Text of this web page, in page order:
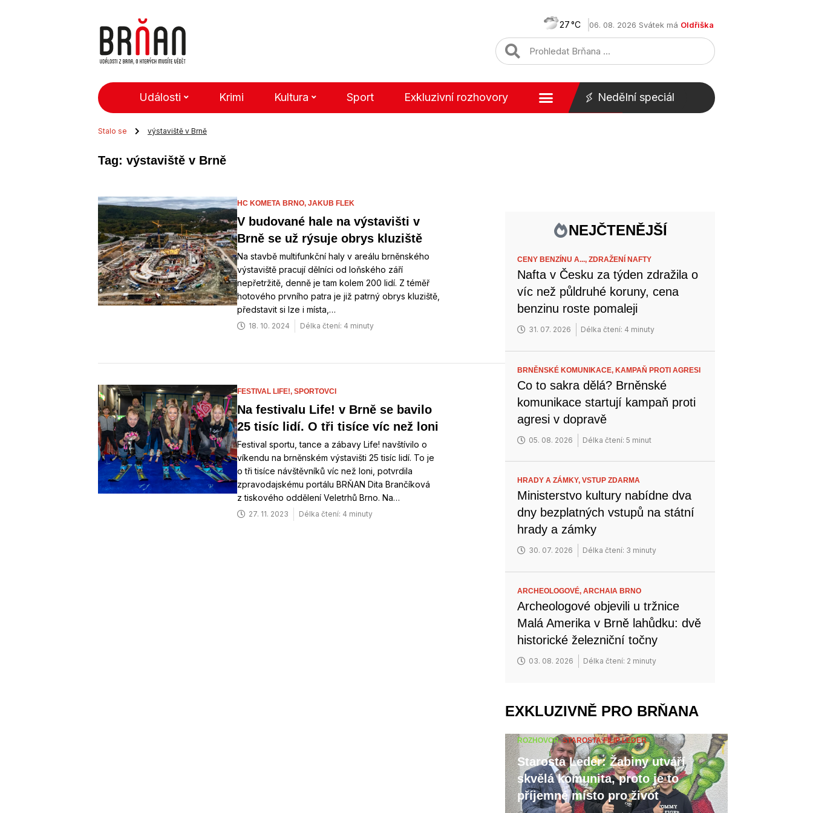
27 06. 08. 2026 Svátek má Oldřiška
Události Krimi Kultura Sport Exkluzivní rozhovory Nedělní speciál
Stalo se výstaviště v Brně
Tag: výstaviště v Brně
HC KOMETA BRNO, JAKUB FLEK
V budované hale na výstavišti v
Brně se už rýsuje obrys kluziště
Na stavbě multifunkční haly v areálu brněnského
výstaviště pracují dělníci od loňského září
nepřetržitě, denně je tam kolem 200 lidí. Z téměř
hotového prvního patra je již patrný obrys kluziště,
představit si lze i místa,…
18. 10. 2024 Délka čtení: 4 minuty
FESTIVAL LIFE!, SPORTOVCI
Na festivalu Life! v Brně se bavilo
25 tisíc lidí. O tři tisíce víc než loni
Festival sportu, tance a zábavy Life! navštívilo o
víkendu na brněnském výstavišti 25 tisíc lidí. To je
o tři tisíce návštěvníků víc než loni, potvrdila
zpravodajskému portálu BRŇAN Dita Brančíková
z tiskového oddělení Veletrhů Brno. Na…
27. 11. 2023 Délka čtení: 4 minuty
NEJČTENĚJŠÍ
CENY BENZÍNU A...,ZDRAŽENÍ NAFTY
Nafta v Česku za týden zdražila o
víc než půldruhé koruny, cena
benzinu roste pomaleji
31. 07. 2026 Délka čtení: 4 minuty
BRNĚNSKÉ KOMUNIKACE,KAMPAŇ PROTI AGRESI
Co to sakra dělá? Brněnské
komunikace startují kampaň proti
agresi v dopravě
05. 08. 2026 Délka čtení: 5 minut
HRADY A ZÁMKY,VSTUP ZDARMA
Ministerstvo kultury nabídne dva
dny bezplatných vstupů na státní
hrady a zámky
30. 07. 2026 Délka čtení: 3 minuty
ARCHEOLOGOVÉ,ARCHAIA BRNO
Archeologové objevili u tržnice
Malá Amerika v Brně lahůdku: dvě
historické železniční točny
03. 08. 2026 Délka čtení: 2 minuty
EXKLUZIVNĚ PRO BRŇANA
ROZHOVOR,STAROSTA FILIP LEDER
Starosta Leder: Žabiny utváří
skvělá komunita, proto je to
příjemné místo pro život